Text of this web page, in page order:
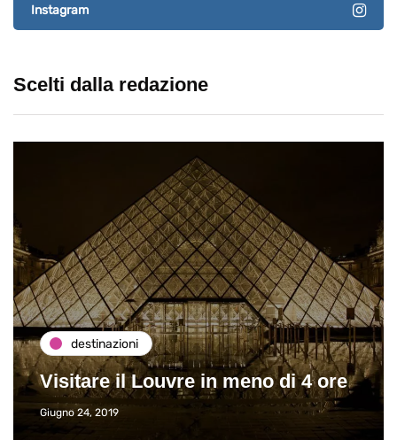
Instagram
Scelti dalla redazione
destinazioni
Visitare il Louvre in meno di 4 ore
Giugno 24, 2019